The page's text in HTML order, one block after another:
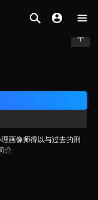
画像师得以与过去的刑
介